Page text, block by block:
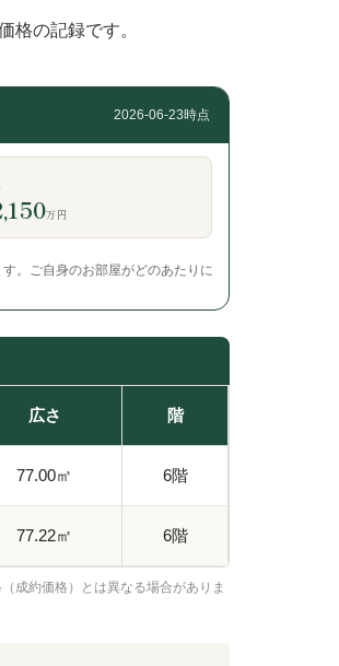
格の記録です。
2026-06-23時点
万円
。ご自身のお部屋がどのあたりに
広さ 階
77.00㎡ 6階
77.22㎡ 6階
成約価格）とは異なる場合がありま